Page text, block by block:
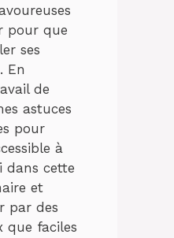
pour que
ses
En
de
astuces
pour
à
dans cette
et
par des
que faciles